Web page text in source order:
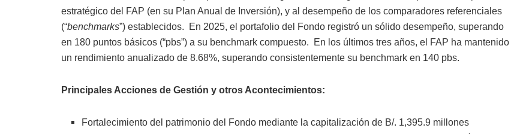
estratégico del FAP (en su Plan Anual de Inversión), y al desempeño de los comparadores referenciales
(“benchmarks”) establecidos. En 2025, el portafolio del Fondo registró un sólido desempeño, superando
en 180 puntos básicos (“pbs”) a su benchmark compuesto. En los últimos tres años, el FAP ha mantenido
un rendimiento anualizado de 8.68%, superando consistentemente su benchmark en 140 pbs.
Principales Acciones de Gestión y otros Acontecimientos:
Fortalecimiento del patrimonio del Fondo mediante la capitalización de B/. 1,395.9 millones